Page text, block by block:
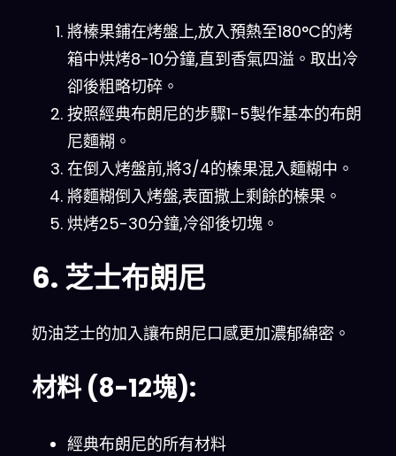
將榛果鋪在烤盤上,放入預熱至180°C的烤
箱中烘烤8-10分鐘,直到香氣四溢。取出冷
卻後粗略切碎。
按照經典布朗尼的步驟1-5製作基本的布朗
尼麵糊。
在倒入烤盤前,將3/4的榛果混入麵糊中。
將麵糊倒入烤盤,表面撒上剩餘的榛果。
烘烤25-30分鐘,冷卻後切塊。
6. 芝士布朗尼
奶油芝士的加入讓布朗尼口感更加濃郁綿密。
材料 (8-12塊):
經典布朗尼的所有材料